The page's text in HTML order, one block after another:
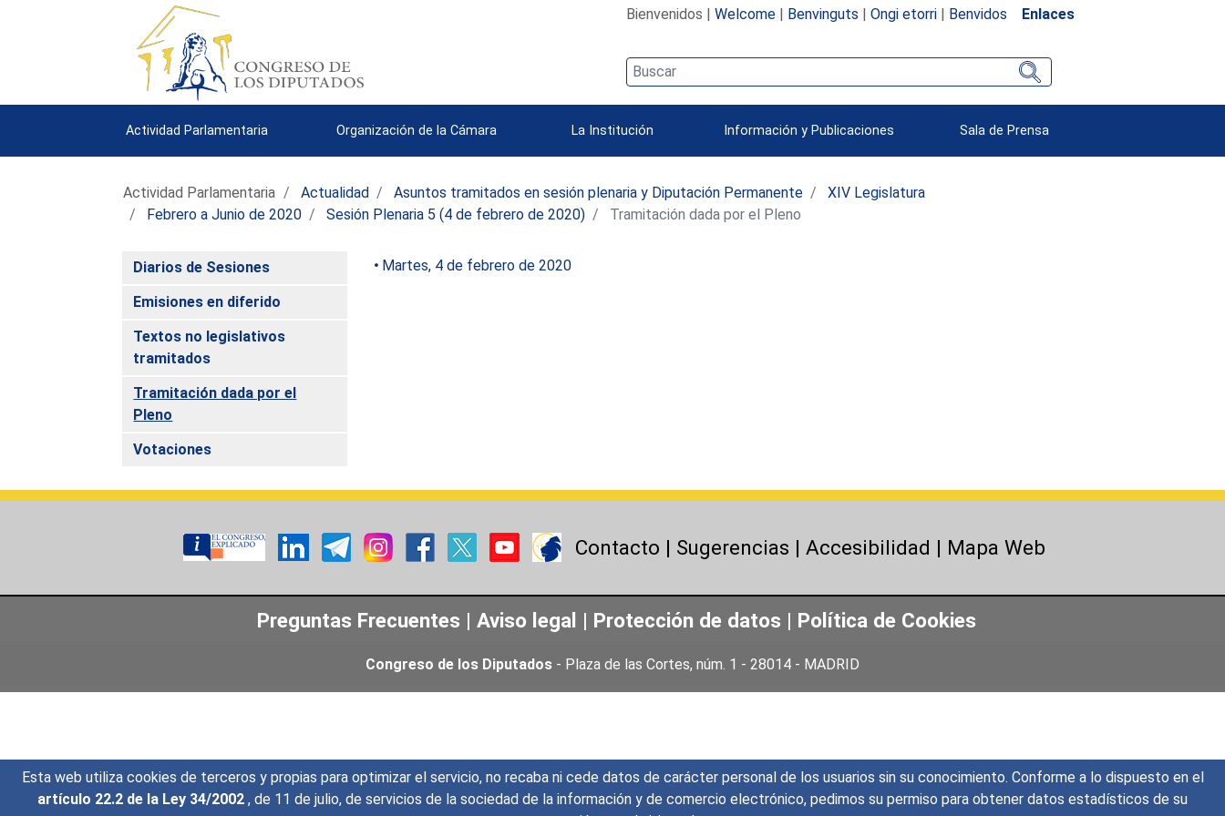
Esta web utiliza cookies de terceros y propias para optimizar el servicio, no recaba ni cede datos de carácter personal de los usuarios sin su conocimiento. Conforme a lo dispuesto en el
artículo 22.2 de la Ley 34/2002 , de 11 de julio, de servicios de la sociedad de la información y de comercio electrónico, pedimos su permiso para obtener datos estadísticos de su
Bienvenidos | Welcome| Benvinguts | Ongi etorri| Benvidos Enlaces
Actividad Parlamentaria Organización de la Cámara La Institución Información y Publicaciones Sala de Prensa
Actividad Parlamentaria Actualidad Asuntos tramitados en sesión plenaria y Diputación Permanente
XIV Legislatura
Febrero a Junio de 2020
Sesión Plenaria 5 (4 de febrero de 2020) Tramitación dada por el Pleno
Diarios de Sesiones
Emisiones en diferido
Textos no legislativos
tramitados
Tramitación dada por el
Pleno
Votaciones
Martes, 4 de febrero de 2020
Contacto | Sugerencias | Accesibilidad | Mapa Web
Preguntas Frecuentes | Aviso legal | Protección de datos | Política de Cookies
Congreso de los Diputados- Plaza de las Cortes, núm. 1 - 28014 - MADRID